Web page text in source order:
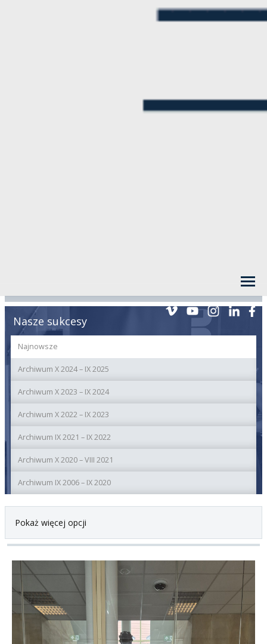
Nasze sukcesy
Najnowsze
Archiwum X 2024 – IX 2025
Archiwum X 2023 – IX 2024
Archiwum X 2022 – IX 2023
Archiwum IX 2021 – IX 2022
Archiwum X 2020 – VIII 2021
Archiwum IX 2006 – IX 2020
Pokaż więcej opcji